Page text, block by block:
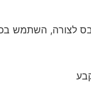
השתמש בכף